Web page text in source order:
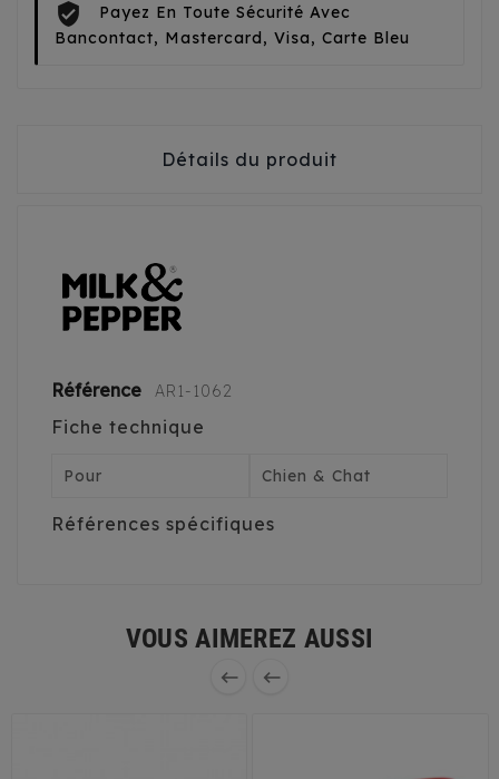
Payez En Toute Sécurité Avec
Bancontact, Mastercard, Visa, Carte Bleu
Détails du produit
Référence AR1-1062
Fiche technique
Pour Chien & Chat
Références spécifiques
VOUS AIMEREZ AUSSI
 